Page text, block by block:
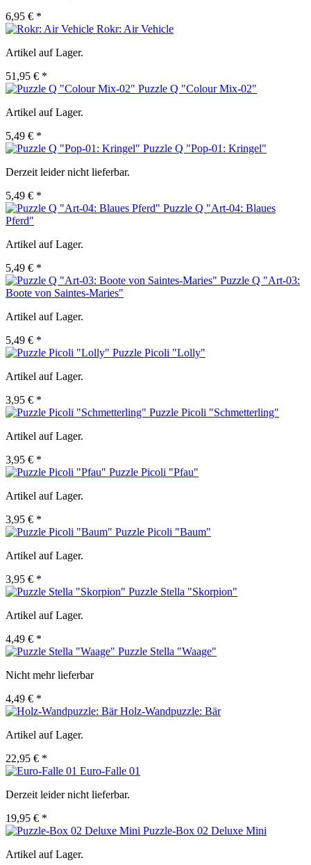
6,95 € *
Rokr: Air Vehicle
Artikel auf Lager.
51,95 € *
Puzzle Q "Colour Mix-02"
Artikel auf Lager.
5,49 € *
Puzzle Q "Pop-01: Kringel"
Derzeit leider nicht lieferbar.
5,49 € *
Puzzle Q "Art-04: Blaues
Pferd"
Artikel auf Lager.
5,49 € *
Puzzle Q "Art-03:
Boote von Saintes-Maries"
Artikel auf Lager.
5,49 € *
Puzzle Picoli "Lolly"
Artikel auf Lager.
3,95 € *
Puzzle Picoli "Schmetterling"
Artikel auf Lager.
3,95 € *
Puzzle Picoli "Pfau"
Artikel auf Lager.
3,95 € *
Puzzle Picoli "Baum"
Artikel auf Lager.
3,95 € *
Puzzle Stella "Skorpion"
Artikel auf Lager.
4,49 € *
Puzzle Stella "Waage"
Nicht mehr lieferbar
4,49 € *
Holz-Wandpuzzle: Bär
Artikel auf Lager.
22,95 € *
Euro-Falle 01
Derzeit leider nicht lieferbar.
19,95 € *
Puzzle-Box 02 Deluxe Mini
Artikel auf Lager.